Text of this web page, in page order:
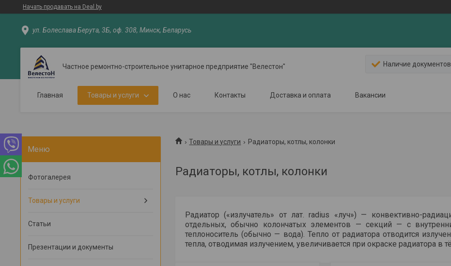
Начать продавать на Deal.by
ул. Болеслава Берута, 3Б, оф. 308, Минск, Беларусь
Частное ремонтно-строительное унитарное предприятие "Велестон" Наличие документов
Главная Товары и услуги О нас Контакты Доставка и оплата Вакансии
Товары и услуги Радиаторы, котлы, колонки
Радиаторы, котлы, колонки
Радиатор («излучатель» от лат. radius «луч») — конвективно-
отдельных, обычно колончатых элементов — секций — с
теплоноситель (обычно — вода). Тепло от радиатора отводится
тепла, отводимая излучением, увеличивается при окраске радиатора в
Фотогалерея
Товары и услуги
Статьи
Презентации и документы